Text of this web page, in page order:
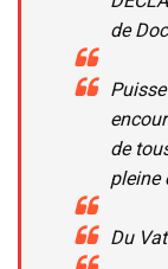
de
de
pleine
Du